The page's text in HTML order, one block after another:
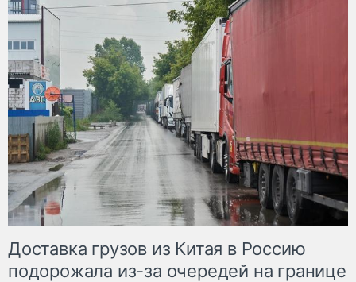
Доставка грузов из Китая в Россию
подорожала из-за очередей на границе